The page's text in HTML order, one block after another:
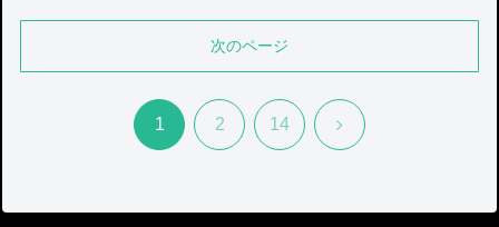
次のページ
1 2 14 次